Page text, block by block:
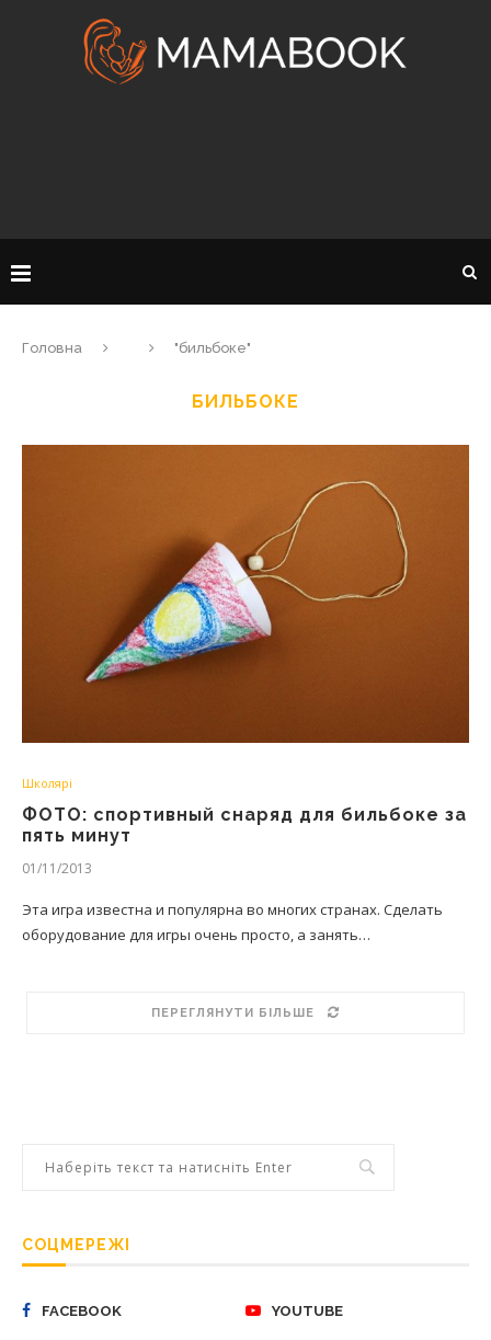
Головна "бильбоке"
БИЛЬБОКЕ
Школярі
ФОТО: спортивный снаряд для бильбоке за
пять минут
01/11/2013
Эта игра известна и популярна во многих странах. Сделать
оборудование для игры очень просто, а занять…
ПЕРЕГЛЯНУТИ БІЛЬШЕ
СОЦМЕРЕЖІ
FACEBOOK YOUTUBE